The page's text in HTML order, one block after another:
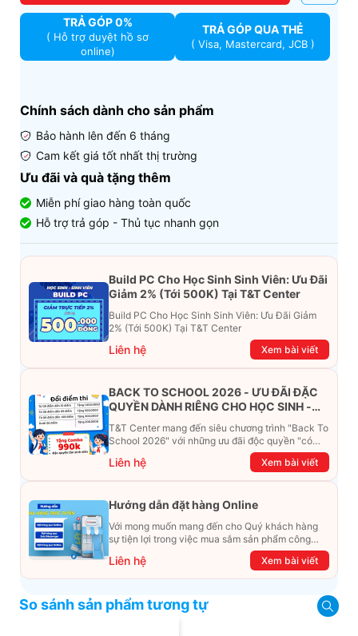
TRẢ GÓP 0%
( Hỗ trợ duyệt hồ sơ
online)
TRẢ GÓP QUA THẺ
( Visa, Mastercard, JCB )
Chính sách dành cho sản phẩm
Bảo hành lên đến 6 tháng
Cam kết giá tốt nhất thị trường
Ưu đãi và quà tặng thêm
Miễn phí giao hàng toàn quốc
Hỗ trợ trả góp - Thủ tục nhanh gọn
Build PC Cho Học Sinh Sinh Viên: Ưu Đãi
Giảm 2% (Tới 500K) Tại T&T Center
Build PC Cho Học Sinh Sinh Viên: Ưu Đãi Giảm
2% (Tới 500K) Tại T&T Center
Liên hệ Xem bài viết
BACK TO SCHOOL 2026 - ƯU ĐÃI ĐẶC
QUYỀN DÀNH RIÊNG CHO HỌC SINH -
T&T Center mang đến siêu chương trình "Back To
School 2026" với những ưu đãi độc quyền "có
một không hai". Đừng để chiếc ví phải "ét-ô-ét",
cùng khám phá ngay ưu đãi siêu khủng dưới đây
nhé!
Liên hệ Xem bài viết
Hướng dẫn đặt hàng Online
Với mong muốn mang đến cho Quý khách hàng
sự tiện lợi trong việc mua sắm sản phẩm công
nghệ từ xa. Trong bài viết này, T&T Center sẽ
hướng dẫn chi tiết cách mua hàng trực tuyến qua
các kênh online Website, Zalo, Messenger và
dễ dàng và nhanh chóng nhất. Cùng xem ngay
Liên hệ Xem bài viết
So sánh sản phẩm tương tự